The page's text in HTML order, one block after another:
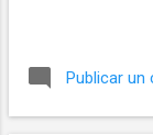
Publicar un